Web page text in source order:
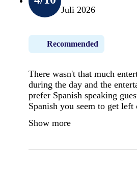
Juli 2026
Recommended
There wasn't that much
during the day and the
prefer Spanish speaking
Spanish you seem to get left
Show more